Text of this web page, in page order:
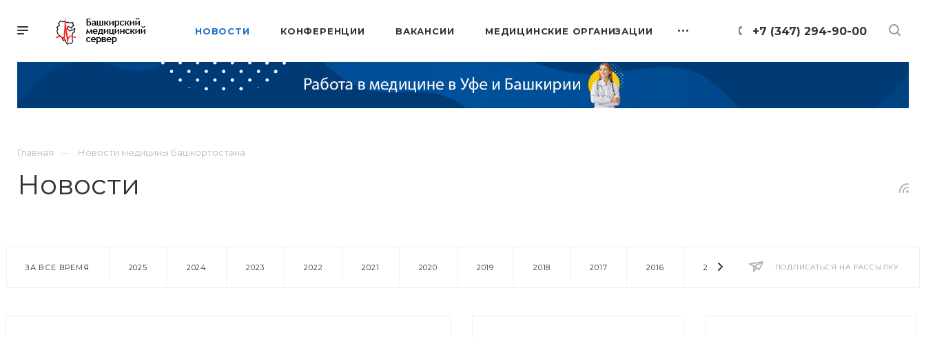
+7 (347) 294-90-00
НОВОСТИ КОНФЕРЕНЦИИ ВАКАНСИИ МЕДИЦИНСКИЕ ОРГАНИЗАЦИИ
Главная Новости медицины Башкортостана
Новости
ПОДПИСАТЬСЯ НА РАССЫЛКУ
ЗА ВСЕ ВРЕМЯ 2025 2024 2023 2022 2021 2020 2019 2018 2017 2016 2014 2013 2012 2011